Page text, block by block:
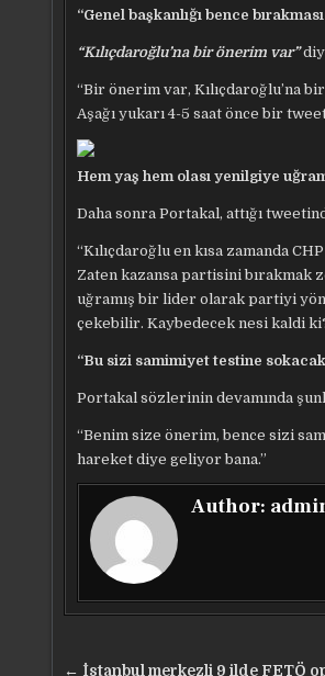
“Genel başkanlığı bence
“Kılıçdaroğlu’na bir önerim var”
“Bir önerim var, Kılıçdaroğlu’na
Aşağı yukarı 4-5 saat önce bir tweet
Hem yaş hem olası yenilgiye
Daha sonra Portakal, attığı
“Kılıçdaroğlu en kısa zamanda
Zaten kazansa partisini bırakmak
uğramış bir lider olarak partiyi
çekebilir. Kaybedecek nesi kaldi
“Bu sizi samimiyet testine
Portakal sözlerinin devamında
“Benim size önerim, bence sizi
hareket diye geliyor bana.”
Author:
← İstanbul merkezli 9 ilde FETÖ